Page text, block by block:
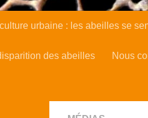
urbaine : les abeilles se
des abeilles Nous